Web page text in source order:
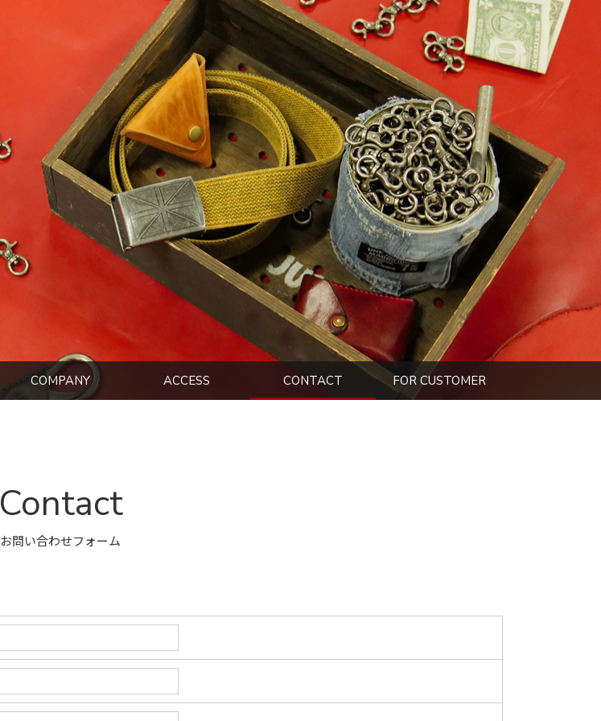
COMPANY ACCESS CONTACT FOR CUSTOMER
Contact
お問い合わせフォーム